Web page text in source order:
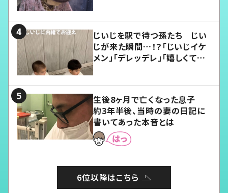
じいじを駅で待つ孫たち じい
じが来た瞬間…！？「じいじイケ
メン」「デレッデレ」「嬉しくて可
生後8ヶ月で亡くなった息子
約3年半後、当時の妻の日記に
書いてあった本音とは
6位以降はこちら